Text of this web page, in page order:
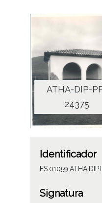
ATHA-DIP-
24375
Identificador
Signatura